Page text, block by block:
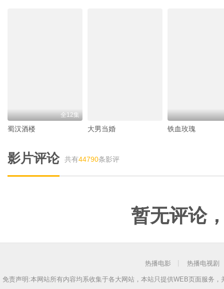
全12集
蜀汉酒楼 大男当婚 铁血玫瑰
影片评论 共有44790条影评
暂无评论
热播电影 热播电视剧
免责声明:本网站所有内容均系收集于各大网站，本站只提供WEB页面服务